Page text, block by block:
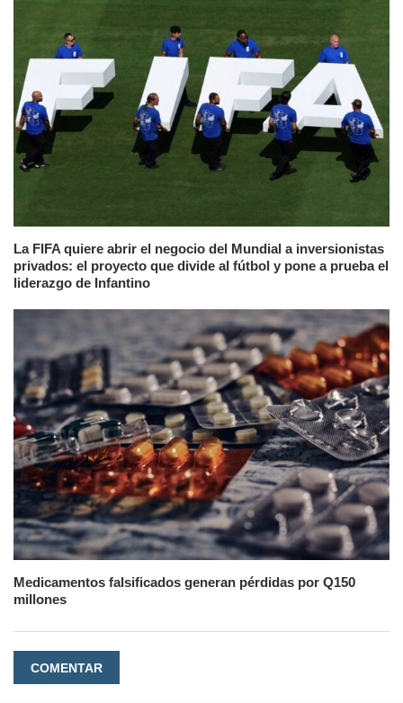
La FIFA quiere abrir el negocio del Mundial a inversionistas
privados: el proyecto que divide al fútbol y pone a prueba el
liderazgo de Infantino
Medicamentos falsificados generan pérdidas por Q150
millones
COMENTAR